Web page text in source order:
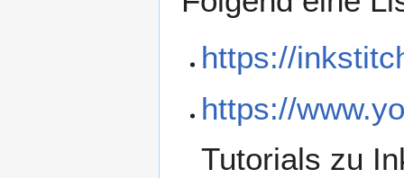
https://
https://
Tutorials zu